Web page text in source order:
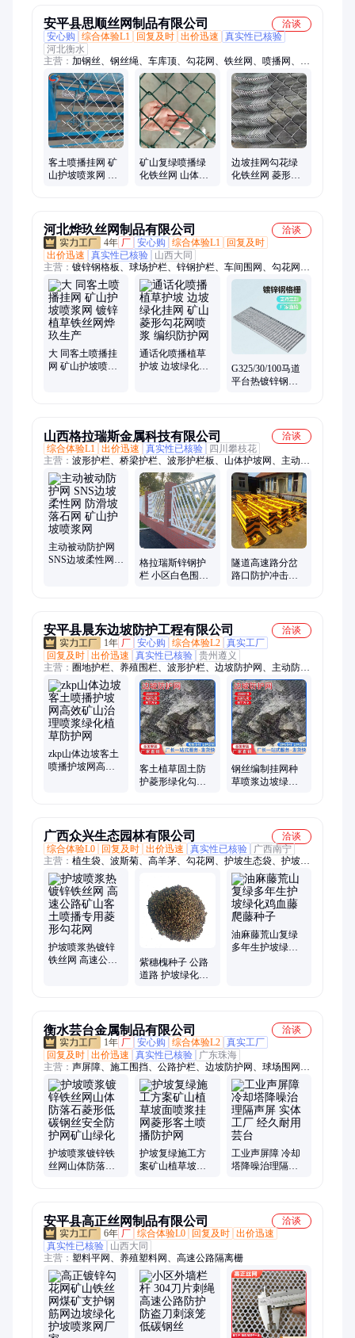
安平县思顺丝网制品有限公司
洽谈
安心购
综合体验L1 回复及时 出价迅速
真实性已核验
河北衡水
主营： 加钢丝、钢丝绳、车库顶、勾花网、铁丝网、喷播网、防
护网、支护网、爬藤网、绿化喷浆、护坡主动、喷播喷浆、山坡
喷浆、镀锌锚网、排水板、软地基、山体复绿、植物攀爬、河道
治理、植草喷播、导流排水、公路防滑、高速公路、绿化铁丝、
穿刺塑料
客土喷播挂网 矿
山护坡喷浆网 镀
矿山复绿喷播绿
化铁丝网 山体护
边坡挂网勾花绿
化铁丝网 菱形喷
河北烨玖丝网制品有限公司
洽谈
4年 厂 安心购 综合体验L1
回复及时
出价迅速
真实性已核验
山西大同
主营： 镀锌钢格板、球场护栏、锌钢护栏、车间围网、勾花网边
坡防护网、勾花网护栏、铁丝网、不锈钢电焊网、压花网、防虫
网、蚀刻网、钛丝编织网、金刚网、建筑网片、河道石笼网、车
间隔离网、扎花网、铁路护栏、铁艺护栏、高速护栏、市政护
栏、镀锌护栏、冲孔板、钢格栅
大 同客土喷播挂
网 矿山护坡喷浆
通话化喷播植草
护坡 边坡绿化挂
G325/30/100马道
平台热镀锌钢格
山西格拉瑞斯金属科技有限公司
洽谈
综合体验L1 出价迅速 真实性已核验
四川攀枝花
主营： 波形护栏、桥梁护栏、波形护栏板、山体护坡网、主动防
护网、边坡防护网、桥梁防抛网、高速防眩网、不锈钢复合管桥
梁护栏、桥梁防撞护栏、水泥仿木护栏、活动护栏、可导向防撞
垫、组合活动护栏、移动钢护栏、水泥仿藤护栏、开口活动护
栏、a级移动钢护栏、低变量护栏、公路波形护栏、高速活动护
栏、玻璃钢防眩板、高速公路防撞垫、折叠活动护栏
主动被动防护网
SNS边坡柔性网
格拉瑞斯锌钢护
栏 小区白色围栏
隧道高速路分岔
路口防护冲击垫
安平县晨东边坡防护工程有限公司
洽谈
1年 厂 安心购 综合体验L2 真实工厂
回复及时 出价迅速 真实性已核验 贵州遵义
主营： 圈地护栏、养殖围栏、波形护栏、边坡防护网、主动防护
网、被动防护网、主动网、被动网、护栏网、不锈钢绳网、绳
网、球场围网、操作围网、球场操场护栏网、波形护栏板、刺
绳、刀片刺绳、工程围挡、施工围挡、围挡、冲孔围挡
zkp山体边坡客土
喷播护坡网高效
客土植草固土防
护菱形绿化勾花
钢丝编制挂网种
草喷浆边坡绿化
广西众兴生态园林有限公司
洽谈
综合体验L0
回复及时 出价迅速 真实性已核验
广西南宁
主营： 植生袋、波斯菊、高羊茅、勾花网、护坡生态袋、护坡狗
牙根、护坡绿化草种、保水剂、红三叶、假俭草、黑麦草、二月
兰、园林绿化、马桑种子、耐寒草籽、木豆种子、田菁种子、绿
色无纺布、结缕草种子、猪屎豆种子、生态百日菊、sf土壤团粒
剂、sf土壤稳定剂、环保秸秆草毯、紫花苜蓿种子
护坡喷浆热镀锌
铁丝网 高速公路
紫穗槐种子 公路
道路 护坡绿化植
油麻藤荒山复绿
多年生护坡绿化
衡水芸台金属制品有限公司
洽谈
1年 厂 安心购 综合体验L2 真实工厂
回复及时 出价迅速 真实性已核验
广东珠海
主营： 声屏障、施工围挡、公路护栏、边坡防护网、球场围网、
石笼网、防抛网、刀片刺绳
护坡喷浆镀锌铁
丝网山体防落石
护坡复绿施工方
案矿山植草坡面
工业声屏障 冷却
塔降噪治理隔声
安平县高正丝网制品有限公司
洽谈
6年 厂 综合体验L0 回复及时 出价迅速
真实性已核验
山西大同
主营： 塑料平网、养殖塑料网、高速公路隔离栅